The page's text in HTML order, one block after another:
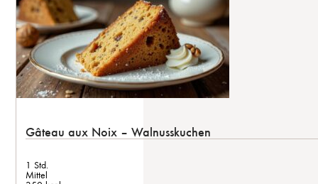
Gâteau aux Noix – Walnusskuchen
1 Std.
Mittel